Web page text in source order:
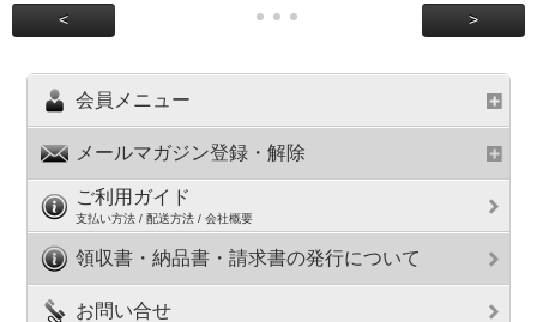
< >
会員メニュー
メールマガジン登録・解除
ご利用ガイド
支払い方法 / 配送方法 / 会社概要
領収書・納品書・請求書の発行について
お問い合せ